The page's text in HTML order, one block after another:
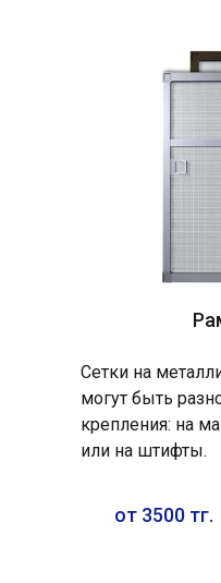
Сетки на
могут быть
крепления: на
или на штифты.
от 3500 тг.